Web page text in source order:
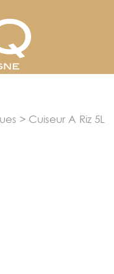
> Cuiseur A Riz 5L